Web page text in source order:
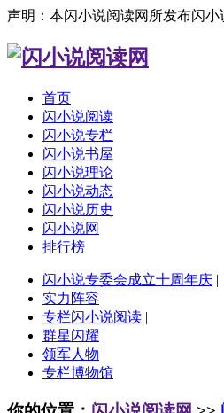
声明：本闪小说阅读网所发布闪
首页
闪小说阅读
闪小说专栏
闪小说书屋
闪小说理论
闪小说动态
闪小说历史
闪小说网
排行榜
闪小说专委会成立十周年庆 |
实力阵容 |
专栏闪小说阅读 |
群星闪耀 |
领军人物 |
专栏博物馆